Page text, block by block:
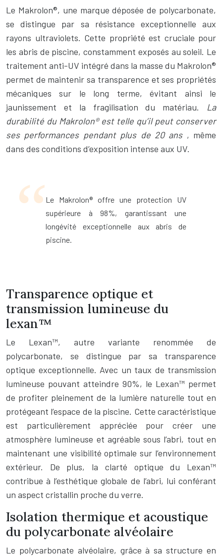
Le Makrolon®, une marque déposée de polycarbonate,
se distingue par sa résistance exceptionnelle aux
rayons ultraviolets. Cette propriété est cruciale pour
les abris de piscine, constamment exposés au soleil. Le
traitement anti-UV intégré dans la masse du Makrolon®
permet de maintenir sa transparence et ses propriétés
mécaniques sur le long terme, évitant ainsi le
jaunissement et la fragilisation du matériau. La
durabilité du Makrolon® est telle qu’il peut conserver
ses performances pendant plus de 20 ans , même
dans des conditions d’exposition intense aux UV.
Le Makrolon® offre une protection UV
supérieure à 98%, garantissant une
longévité exceptionnelle aux abris de
piscine.
Transparence optique et
transmission lumineuse du
lexan™
Le Lexan™, autre variante renommée de
polycarbonate, se distingue par sa transparence
optique exceptionnelle. Avec un taux de transmission
lumineuse pouvant atteindre 90%, le Lexan™ permet
de profiter pleinement de la lumière naturelle tout en
protégeant l’espace de la piscine. Cette caractéristique
est particulièrement appréciée pour créer une
atmosphère lumineuse et agréable sous l’abri, tout en
maintenant une visibilité optimale sur l’environnement
extérieur. De plus, la clarté optique du Lexan™
contribue à l’esthétique globale de l’abri, lui conférant
un aspect cristallin proche du verre.
Isolation thermique et acoustique
du polycarbonate alvéolaire
Le polycarbonate alvéolaire, grâce à sa structure en